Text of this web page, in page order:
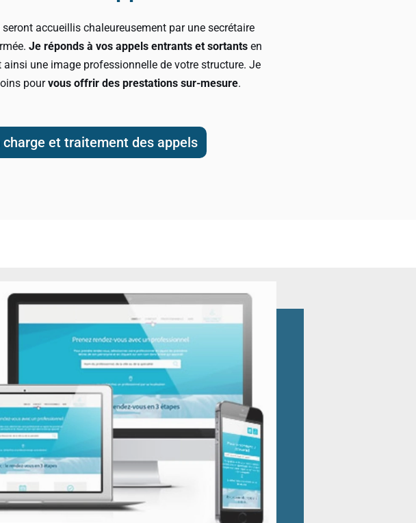
accueillis chaleureusement par une secrétaire
Je réponds à vos appels entrants et sortants en
une image professionnelle de votre structure. Je
pourvous offrir des prestations sur-mesure.
charge et traitement des appels